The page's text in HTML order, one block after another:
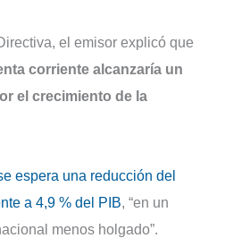
el emisor explicó que
corriente alcanzaría un
el crecimiento de la
espera una reducción del
a 4,9 % del PIB, “en un
menos holgado”.